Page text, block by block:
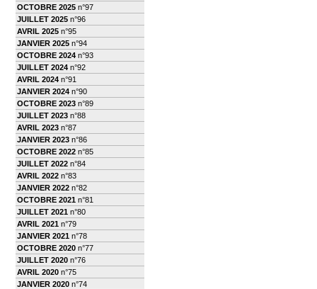
OCTOBRE 2025 n°97
JUILLET 2025 n°96
AVRIL 2025 n°95
JANVIER 2025 n°94
OCTOBRE 2024 n°93
JUILLET 2024 n°92
AVRIL 2024 n°91
JANVIER 2024 n°90
OCTOBRE 2023 n°89
JUILLET 2023 n°88
AVRIL 2023 n°87
JANVIER 2023 n°86
OCTOBRE 2022 n°85
JUILLET 2022 n°84
AVRIL 2022 n°83
JANVIER 2022 n°82
OCTOBRE 2021 n°81
JUILLET 2021 n°80
AVRIL 2021 n°79
JANVIER 2021 n°78
OCTOBRE 2020 n°77
JUILLET 2020 n°76
AVRIL 2020 n°75
JANVIER 2020 n°74